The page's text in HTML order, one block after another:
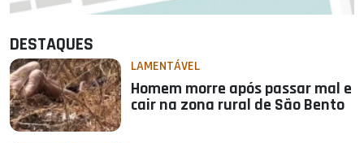
DESTAQUES
LAMENTÁVEL
Homem morre após passar mal e
cair na zona rural de São Bento